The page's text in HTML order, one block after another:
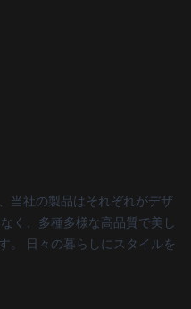
当社の製品はそれぞれがデザ
く、多種多様な高品質で美し
。 日々の暮らしにスタイルを